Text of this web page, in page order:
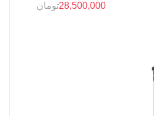
28,500,000تومان